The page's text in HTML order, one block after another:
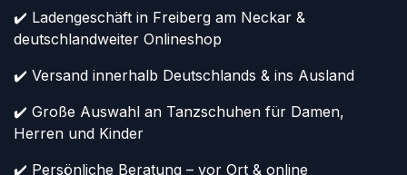
✔️ Ladengeschäft in Freiberg am Neckar &
deutschlandweiter Onlineshop
✔️ Versand innerhalb Deutschlands & ins Ausland
✔️ Große Auswahl an Tanzschuhen für Damen,
Herren und Kinder
✔️ Persönliche Beratung – vor Ort & online